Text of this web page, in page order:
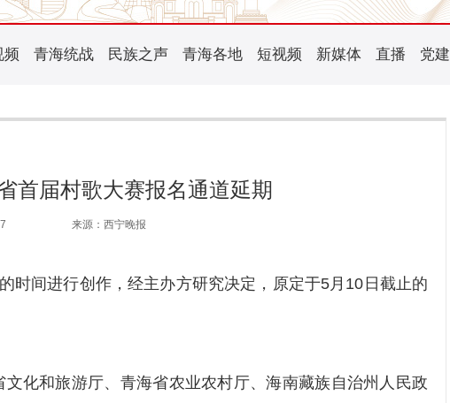
频 青海统战 民族之声 青海各地 短视频 新媒体 直播 党建
首届村歌大赛报名通道延期
来源：西宁晚报
间进行创作，经主办方研究决定，原定于5月10日截止的
和旅游厅、青海省农业农村厅、海南藏族自治州人民政